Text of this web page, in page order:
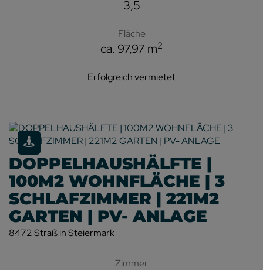
3,5
Fläche
ca. 97,97 m2
Erfolgreich vermietet
DOPPELHAUSHÄLFTE |
100M2 WOHNFLÄCHE | 3
SCHLAFZIMMER | 221M2
GARTEN | PV- ANLAGE
8472 Straß in Steiermark
Zimmer